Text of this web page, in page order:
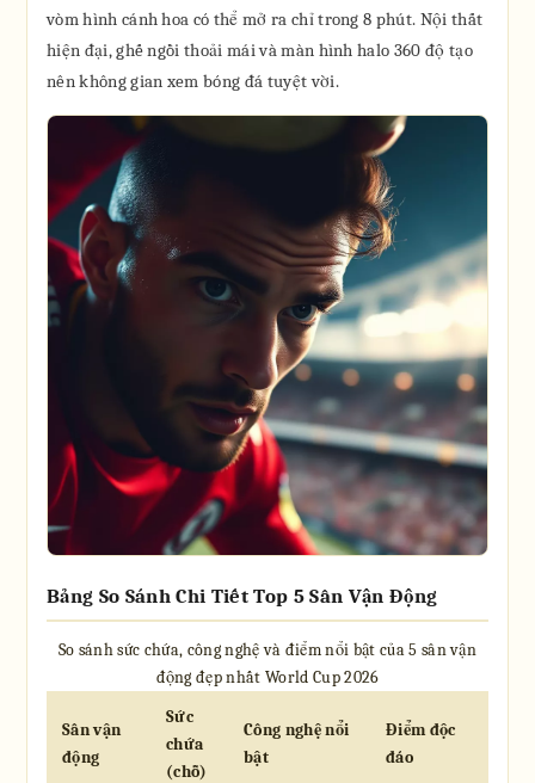
vòm hình cánh hoa có thể mở ra chỉ trong 8 phút. Nội thất
hiện đại, ghế ngồi thoải mái và màn hình halo 360 độ tạo
nên không gian xem bóng đá tuyệt vời.
Bảng So Sánh Chi Tiết Top 5 Sân Vận Động
So sánh sức chứa, công nghệ và điểm nổi bật của 5 sân vận
động đẹp nhất World Cup 2026
Sân vận
động
Sức
chứa
(chỗ)
Công nghệ nổi
bật
Điểm độc
đáo